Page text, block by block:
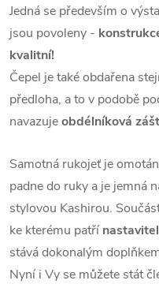
Jedná se především o
jsou povoleny -
kvalitní!
Čepel je také obdařena
předloha, a to v podobě
navazujeobdélníková
Samotná rukojeť je
padne do ruky a je jemná
stylovou Kashirou.
ke kterému patří
stává dokonalým
Nyní i Vy se můžete stát